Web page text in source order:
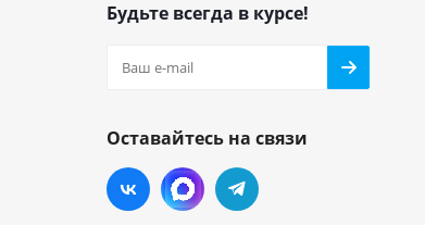
Будьте всегда в курсе!
Оставайтесь на связи